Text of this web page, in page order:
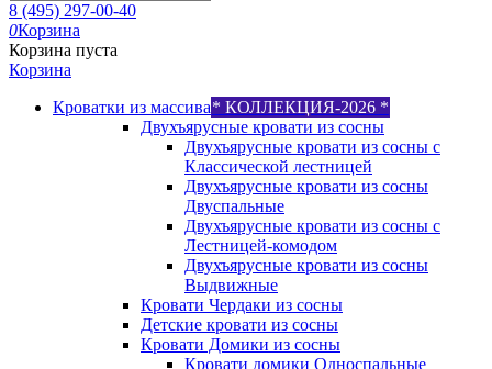
8 (495) 297-00-40
0Корзина
Корзина пуста
Корзина
Кроватки из массива* КОЛЛЕКЦИЯ-2026 *
Двухъярусные кровати из сосны
Двухъярусные кровати из сосны с
Классической лестницей
Двухъярусные кровати из сосны
Двуспальные
Двухъярусные кровати из сосны с
Лестницей-комодом
Двухъярусные кровати из сосны
Выдвижные
Кровати Чердаки из сосны
Детские кровати из сосны
Кровати Домики из сосны
Кровати домики Односпальные